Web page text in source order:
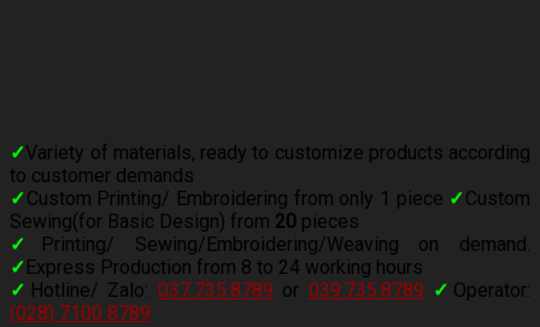
✓Variety of materials, ready to customize products according
to customer demands
✓Custom Printing/ Embroidering from only 1 piece ✓Custom
Sewing(for Basic Design) from 20 pieces
✓
Printing/ Sewing/Embroidering/Weaving on demand.
✓ Express Production from 8 to 24 working hours
✓ Hotline/ Zalo: 037.735.8789 or 039.735.8789 ✓ Operator:
(028) 7100 8789